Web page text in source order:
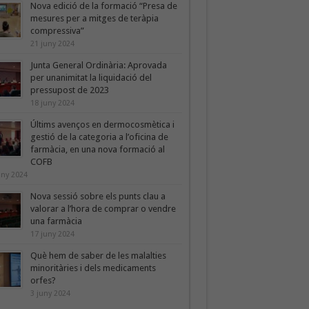
Nova edició de la formació “Presa de
mesures per a mitges de teràpia
compressiva”
21 juny 2024
Junta General Ordinària: Aprovada
per unanimitat la liquidació del
pressupost de 2023
18 juny 2024
Últims avenços en dermocosmètica i
gestió de la categoria a l’oficina de
farmàcia, en una nova formació al
COFB
2024
Nova sessió sobre els punts clau a
valorar a l’hora de comprar o vendre
una farmàcia
17 juny 2024
Què hem de saber de les malalties
minoritàries i dels medicaments
orfes?
3 juny 2024